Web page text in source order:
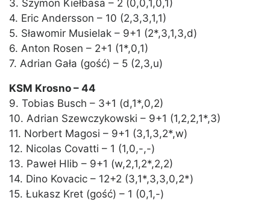
3. Szymon Kiełbasa – 2 (0,0,1,0,1)
4. Eric Andersson – 10 (2,3,3,1,1)
5. Sławomir Musielak – 9+1 (2*,3,1,3,d)
6. Anton Rosen – 2+1 (1*,0,1)
7. Adrian Gała (gość) – 5 (2,3,u)
KSM Krosno – 44
9. Tobias Busch – 3+1 (d,1*,0,2)
10. Adrian Szewczykowski – 9+1 (1,2,2,1*,3)
11. Norbert Magosi – 9+1 (3,1,3,2*,w)
12. Nicolas Covatti – 1 (1,0,-,-)
13. Paweł Hlib – 9+1 (w,2,1,2*,2,2)
14. Dino Kovacic – 12+2 (3,1*,3,3,0,2*)
15. Łukasz Kret (gość) – 1 (0,1,-)